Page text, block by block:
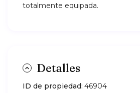
totalmente equipada.
Detalles
ID de propiedad: 46904